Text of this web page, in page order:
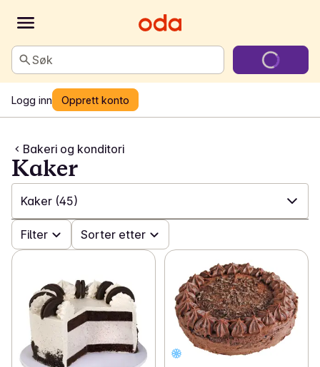
Søk
Logg inn Opprett konto
Bakeri og konditori
Kaker
Kaker (45)
✓ Alle (382)
Kaker (45)
Småbakst (15)
✓ Lomper, pølse- og hamburgerbrød (26)
Filter Sorter etter